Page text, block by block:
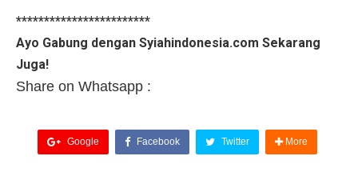
************************
Ayo Gabung dengan Syiahindonesia.com Sekarang
Juga!
Share on Whatsapp :
Google Facebook Twitter More